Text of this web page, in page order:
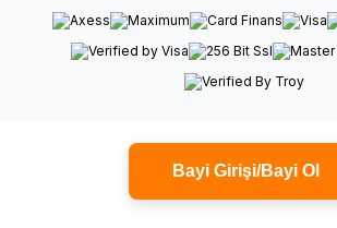
Bayi Girişi/Bayi Ol